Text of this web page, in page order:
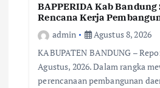
BAPPERIDA Kab
Rencana Kerja
admin
Agustus 8, 2026
KABUPATEN BANDUNG –
Agustus, 2026. Dalam rangka
perencanaan pembangunan